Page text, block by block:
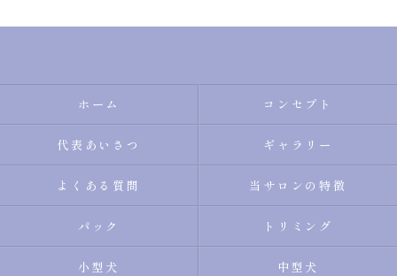
ホーム コンセプト
代表あいさつ ギャラリー
よくある質問 当サロンの特徴
パック トリミング
小型犬 中型犬